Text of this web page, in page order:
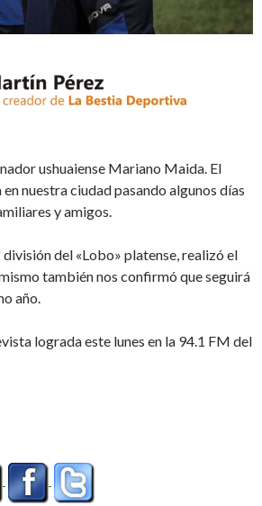
ushuaiense Mariano Maida. El
nuestra ciudad pasando algunos días
y amigos.
división del «Lobo» platense, realizó el
también nos confirmó que seguirá
año.
lograda este lunes en la 94.1 FM del
lindo año, muy completo, con viajes y